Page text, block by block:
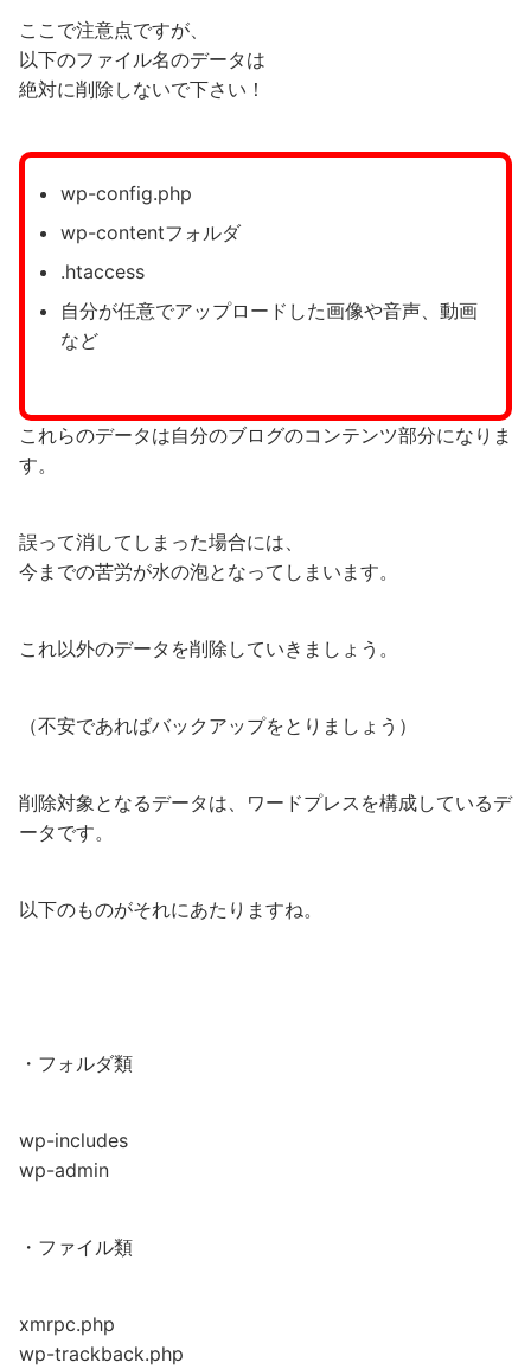
ここで注意点ですが、
以下のファイル名のデータは
絶対に削除しないで下さい！
wp-config.php
wp-contentフォルダ
.htaccess
自分が任意でアップロードした画像や音声、動画
など
これらのデータは自分のブログのコンテンツ部分になりま
す。
誤って消してしまった場合には、
今までの苦労が水の泡となってしまいます。
これ以外のデータを削除していきましょう。
（不安であればバックアップをとりましょう）
削除対象となるデータは、ワードプレスを構成しているデ
ータです。
以下のものがそれにあたりますね。
・フォルダ類
wp-includes
wp-admin
・ファイル類
xmrpc.php
wp-trackback.php